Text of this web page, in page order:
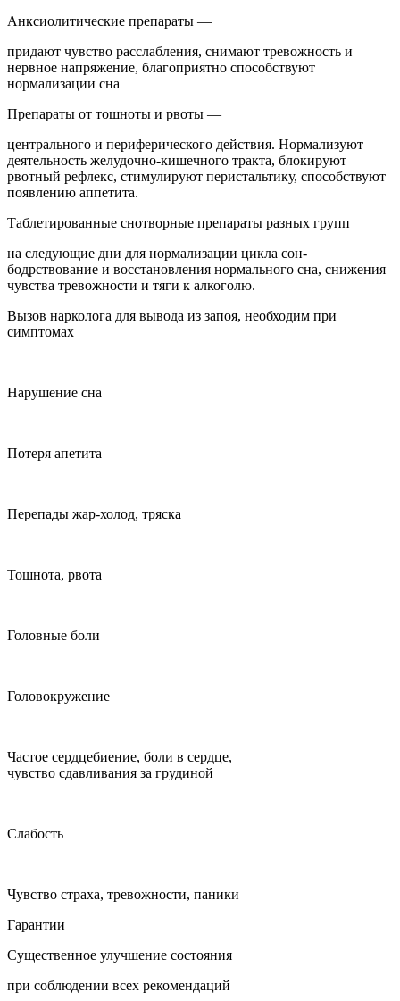
Анксиолитические препараты —
придают чувство расслабления, снимают тревожность и
нервное напряжение, благоприятно способствуют
нормализации сна
Препараты от тошноты и рвоты —
центрального и периферического действия. Нормализуют
деятельность желудочно-кишечного тракта, блокируют
рвотный рефлекс, стимулируют перистальтику, способствуют
появлению аппетита.
Таблетированные снотворные препараты разных групп
на следующие дни для нормализации цикла сон-
бодрствование и восстановления нормального сна, снижения
чувства тревожности и тяги к алкоголю.
Вызов нарколога для вывода из запоя, необходим при
симптомах
Нарушение сна
Потеря апетита
Перепады жар-холод, тряска
Тошнота, рвота
Головные боли
Головокружение
Частое сердцебиение, боли в сердце,
чувство сдавливания за грудиной
Слабость
Чувство страха, тревожности, паники
Гарантии
Существенное улучшение состояния
при соблюдении всех рекомендаций